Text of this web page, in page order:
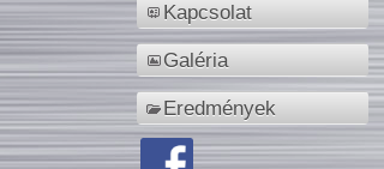
Kapcsolat
Galéria
Eredmények